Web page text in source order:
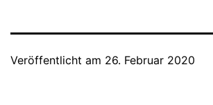
Veröffentlicht am 26. Februar 2020